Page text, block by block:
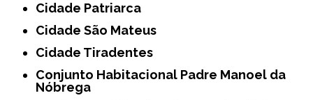
Cidade Patriarca
Cidade São Mateus
Cidade Tiradentes
Conjunto Habitacional Padre Manoel da
Nóbrega